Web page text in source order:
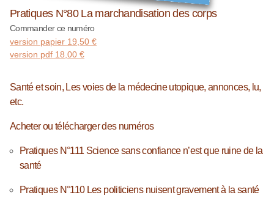
Pratiques N°80 La marchandisation des corps
Commander ce numéro
version papier 19,50 €
version pdf 18,00 €
Santé et soin, Les voies de la médecine utopique, annonces, lu,
etc.
Acheter ou télécharger des numéros
Pratiques N°111 Science sans confiance n’est que ruine de la
santé
Pratiques N°110 Les politiciens nuisent gravement à la santé